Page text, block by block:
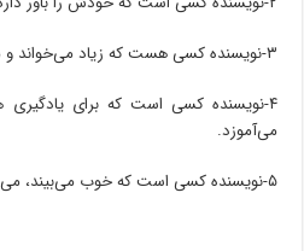
۳-نویسنده کسی هست که زیاد می‌خواند و می‌نویسد.
۴-نویسنده کسی است که برای
می‌آموزد.
۵-نویسنده کسی است که خوب می‌بیند، می‌شنود، حس می‌کند، درک می‌کند.